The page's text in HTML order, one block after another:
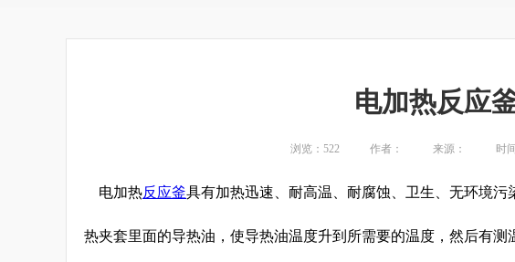
电加热反应
浏览： 522 作者： 来源： 时
电加热反应釜具有加热迅速、耐高温、耐腐蚀、卫生、无环境
热夹套里面的导热油，使导热油温度升到所需要的温度，然后有